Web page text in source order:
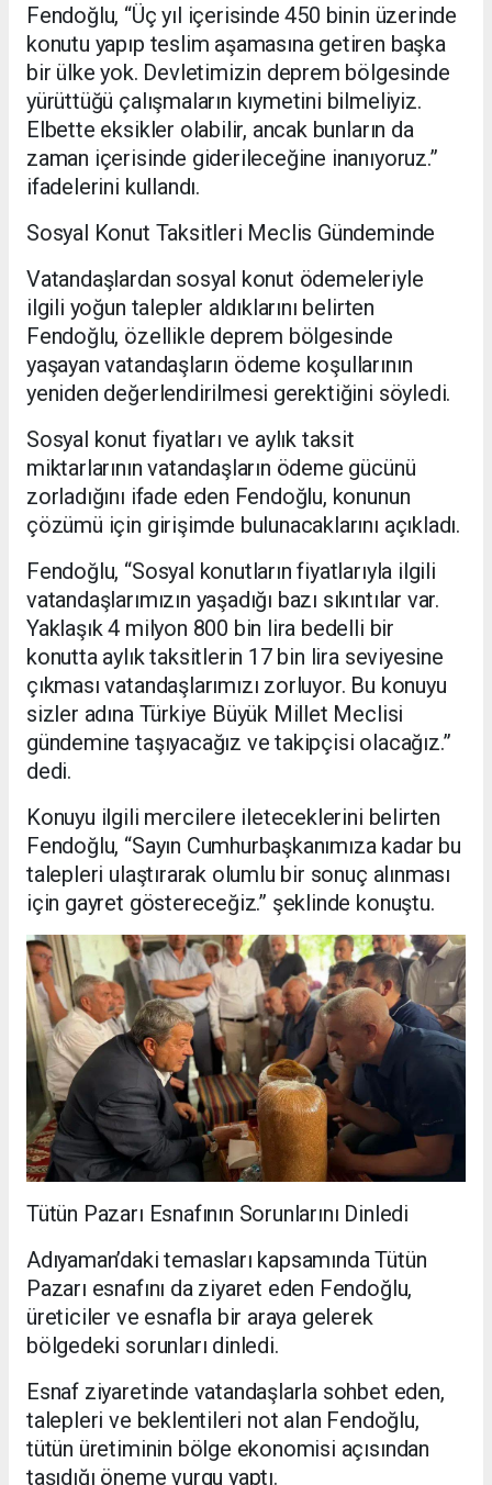
Fendoğlu, “Üç yıl içerisinde 450 binin üzerinde
konutu yapıp teslim aşamasına getiren başka
bir ülke yok. Devletimizin deprem bölgesinde
yürüttüğü çalışmaların kıymetini bilmeliyiz.
Elbette eksikler olabilir, ancak bunların da
zaman içerisinde giderileceğine inanıyoruz.”
ifadelerini kullandı.
Sosyal Konut Taksitleri Meclis Gündeminde
Vatandaşlardan sosyal konut ödemeleriyle
ilgili yoğun talepler aldıklarını belirten
Fendoğlu, özellikle deprem bölgesinde
yaşayan vatandaşların ödeme koşullarının
yeniden değerlendirilmesi gerektiğini söyledi.
Sosyal konut fiyatları ve aylık taksit
miktarlarının vatandaşların ödeme gücünü
zorladığını ifade eden Fendoğlu, konunun
çözümü için girişimde bulunacaklarını açıkladı.
Fendoğlu, “Sosyal konutların fiyatlarıyla ilgili
vatandaşlarımızın yaşadığı bazı sıkıntılar var.
Yaklaşık 4 milyon 800 bin lira bedelli bir
konutta aylık taksitlerin 17 bin lira seviyesine
çıkması vatandaşlarımızı zorluyor. Bu konuyu
sizler adına Türkiye Büyük Millet Meclisi
gündemine taşıyacağız ve takipçisi olacağız.”
dedi.
Konuyu ilgili mercilere ileteceklerini belirten
Fendoğlu, “Sayın Cumhurbaşkanımıza kadar bu
talepleri ulaştırarak olumlu bir sonuç alınması
için gayret göstereceğiz.” şeklinde konuştu.
Tütün Pazarı Esnafının Sorunlarını Dinledi
Adıyaman’daki temasları kapsamında Tütün
Pazarı esnafını da ziyaret eden Fendoğlu,
üreticiler ve esnafla bir araya gelerek
bölgedeki sorunları dinledi.
Esnaf ziyaretinde vatandaşlarla sohbet eden,
talepleri ve beklentileri not alan Fendoğlu,
tütün üretiminin bölge ekonomisi açısından
taşıdığı öneme vurgu yaptı.